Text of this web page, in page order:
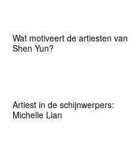
Wat motiveert de artiesten van
Shen Yun?
Artiest in de schijnwerpers:
Michelle Lian